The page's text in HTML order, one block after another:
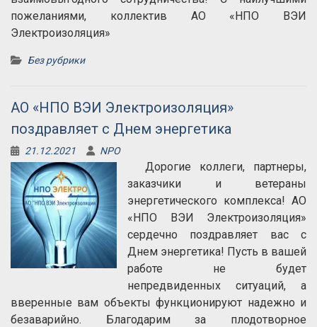
пожеланиями, коллектив АО «НПО ВЭИ
Электроизоляция»
Без рубрики
АО «НПО ВЭИ Электроизоляция»
поздравляет с Днем энергетика
21.12.2021 NPO
Дорогие коллеги, партнеры,
заказчики и ветераны
энергетического комплекса! АО
«НПО ВЭИ Электроизоляция»
сердечно поздравляет вас с
Днем энергетика! Пусть в вашей
работе не будет
непредвиденных ситуаций, а
вверенные вам объекты функционируют надежно и
безаварийно. Благодарим за плодотворное